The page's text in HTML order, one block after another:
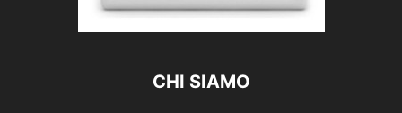
CHI SIAMO